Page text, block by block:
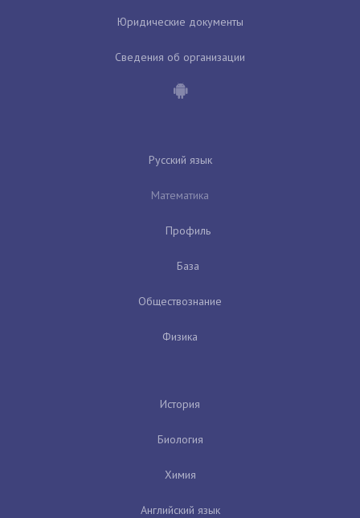
Юридические документы
Сведения об организации
Русский язык
Математика
Профиль
База
Обществознание
Физика
История
Биология
Химия
Английский язык